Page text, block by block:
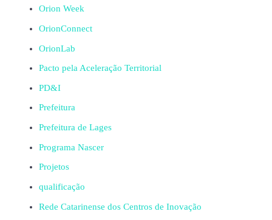
Orion Week
OrionConnect
OrionLab
Pacto pela Aceleração Territorial
PD&I
Prefeitura
Prefeitura de Lages
Programa Nascer
Projetos
qualificação
Rede Catarinense dos Centros de Inovação